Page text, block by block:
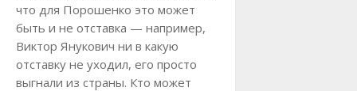
что для Порошенко это может
быть и не отставка — например,
Виктор Янукович ни в какую
отставку не уходил, его просто
выгнали из страны. Кто может